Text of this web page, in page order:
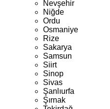
Nevşehir
Niğde
Ordu
Osmaniye
Rize
Sakarya
Samsun
Siirt
Sinop
Sivas
Şanlıurfa
Şırnak